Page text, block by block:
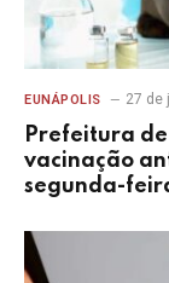
EUNÁPOLIS 27 de
Prefeitura
vacinação
segunda-